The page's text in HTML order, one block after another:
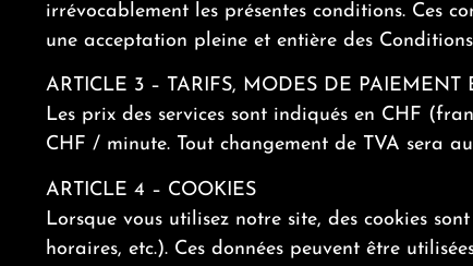
irrévocablement les présentes conditions. Ces
une acceptation pleine et entière des
ARTICLE 3 – TARIFS, MODES DE PAIEMENT
Les prix des services sont indiqués en CHF
CHF / minute. Tout changement de TVA sera
ARTICLE 4 – COOKIES
Lorsque vous utilisez notre site, des cookies
horaires, etc.). Ces données peuvent être